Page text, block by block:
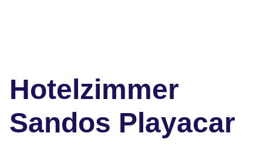
Hotelzimmer
Sandos Playacar